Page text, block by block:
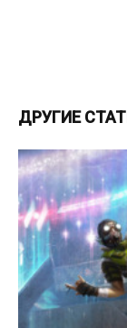
ДРУГИЕ